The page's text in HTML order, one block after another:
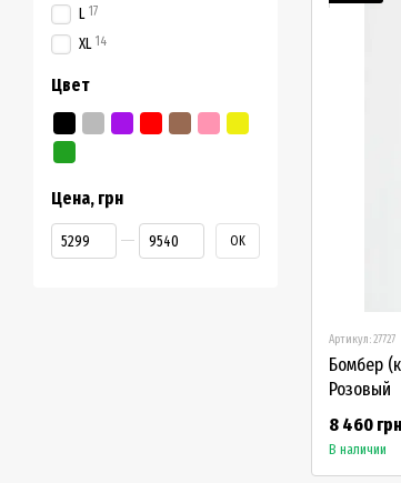
Артикул: 27727
Бомбер
Розовый
8 460 грн
В наличии
L 17
XL 14
Цвет
Цена, грн
От Цена, грн
До Цена, грн OK